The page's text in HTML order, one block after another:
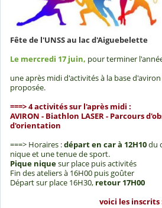
Fête de l'UNSS au lac d'Aiguebelette
Le mercredi 17 juin, pour terminer
une après midi d'activités à la base
proposée.
===> 4 activités sur l'après midi :
AVIRON - Biathlon LASER - Parcours
d'orientation
===> Horaires :départ en car à 12H10du
nique et une tenue de sport.
Pique niquesur place puis activités
Fin des ateliers à 16H00 puis goûter
Départ sur place 16H30, retour 17H00
voici les inscrits